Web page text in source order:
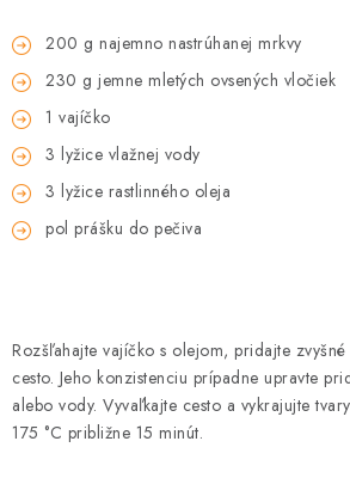
200 g najemno nastrúhanej mrkvy
230 g jemne mletých ovsených vločiek
1 vajíčko
3 lyžice vlažnej vody
3 lyžice rastlinného oleja
pol prášku do pečiva
Rozšľahajte vajíčko s olejom, pridajte
cesto. Jeho konzistenciu prípadne upravte
alebo vody. Vyvaľkajte cesto a vykrajujte
175 °C približne 15 minút.